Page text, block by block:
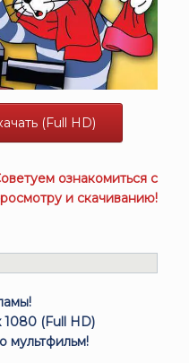
(Full HD)
ознакомиться с
и скачиванию!
1080 (Full HD)
мультфильм!